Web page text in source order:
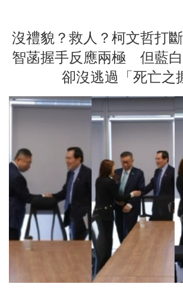
沒禮貌？救人？柯文哲打
智菡握手反應兩極 但藍
卻沒逃過「死亡之